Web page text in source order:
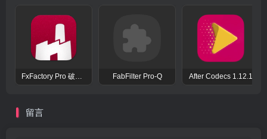
FxFactory Pro 破解版 视觉效果插件工具包 FabFilter Pro-Q After Codecs 1.12.1
留言